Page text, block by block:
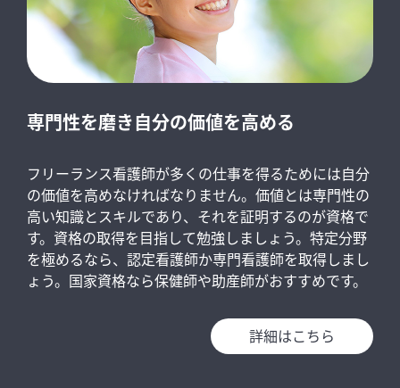
専門性を磨き自分の価値を高める
フリーランス看護師が多くの仕事を得るためには自分
の価値を高めなければなりません。価値とは専門性の
高い知識とスキルであり、それを証明するのが資格で
す。資格の取得を目指して勉強しましょう。特定分野
を極めるなら、認定看護師か専門看護師を取得しまし
ょう。国家資格なら保健師や助産師がおすすめです。
詳細はこちら